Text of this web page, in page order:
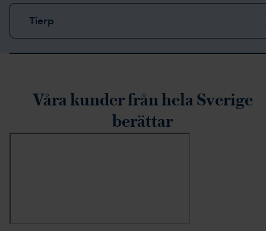
Tierp
recensioner
Våra kunder från hela Sverige
berättar